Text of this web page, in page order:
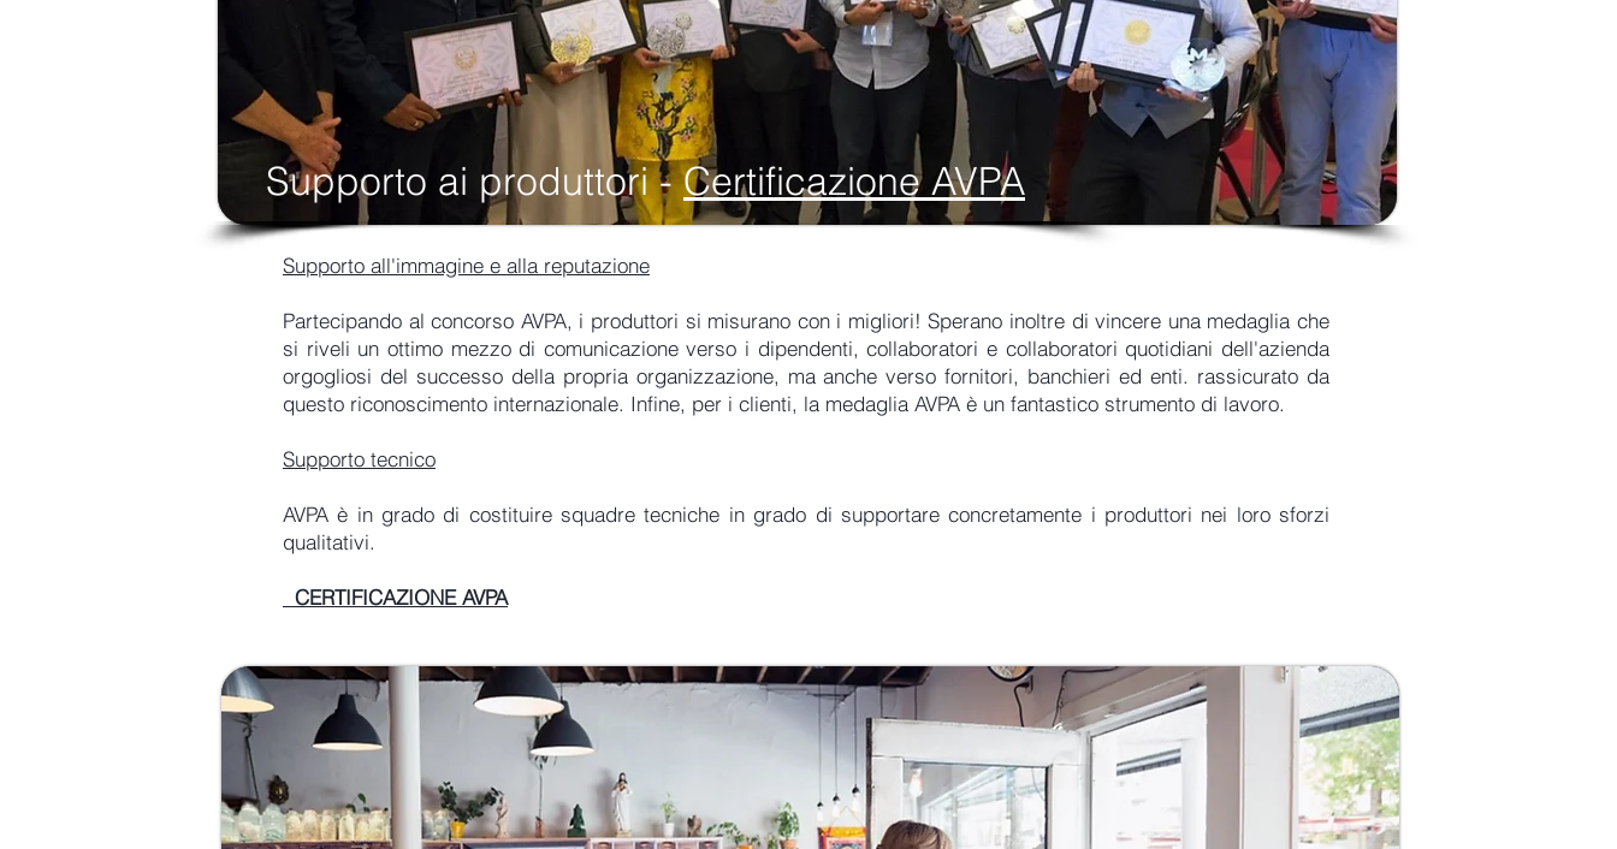
Supporto ai produttori -Certificazione AVPA
Supporto all'immagine e alla reputazione
Partecipando al concorso AVPA, i produttori si misurano con i migliori! Sperano inoltre di vincere una medaglia che
si riveli un ottimo mezzo di comunicazione verso i dipendenti, collaboratori e collaboratori quotidiani dell'azienda
orgogliosi del successo della propria organizzazione, ma anche verso fornitori, banchieri ed enti. rassicurato da
questo riconoscimento internazionale. Infine, per i clienti, la medaglia AVPA è un fantastico strumento di lavoro.
Supporto tecnico
AVPA è in grado di costituire squadre tecniche in grado di supportare concretamente i produttori nei loro sforzi
qualitativi.
CERTIFICAZIONE AVPA